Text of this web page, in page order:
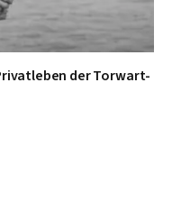
der Torwart-